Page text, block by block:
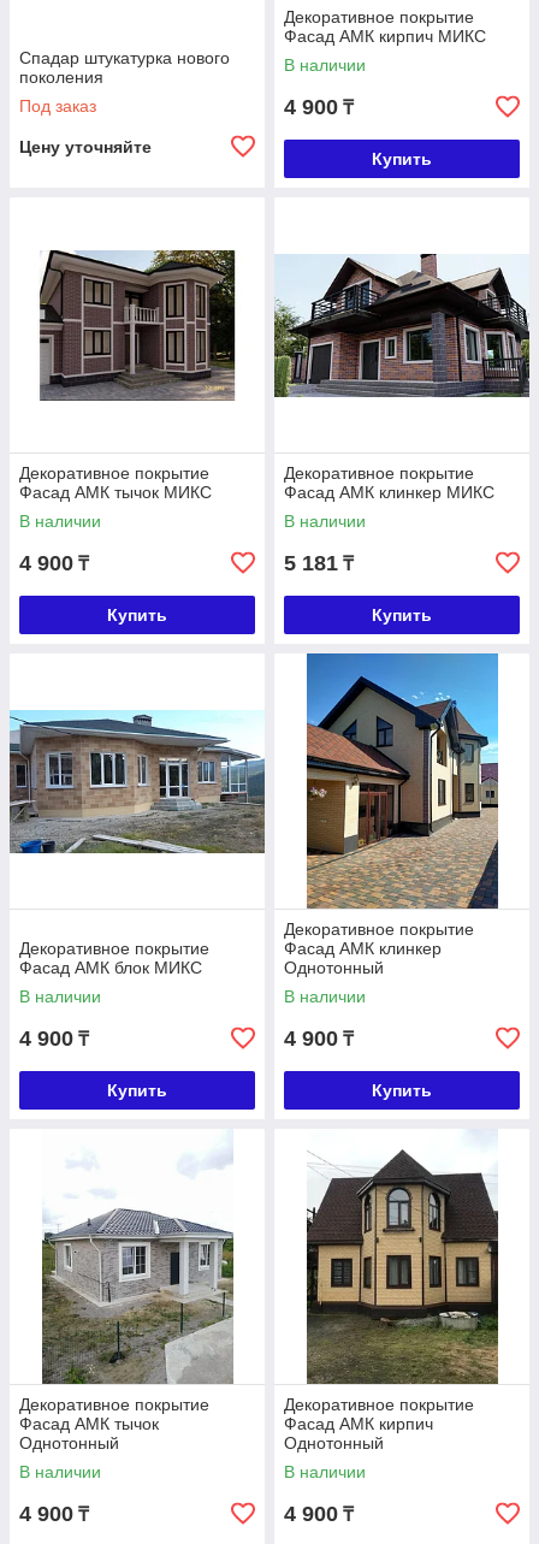
Спадар штукатурка нового
поколения
Под заказ
Цену уточняйте
Декоративное покрытие
Фасад АМК кирпич МИКС
В наличии
4 900 ₸
Купить
Декоративное покрытие
Фасад АМК тычок МИКС
В наличии
4 900 ₸
Купить
Декоративное покрытие
Фасад АМК клинкер МИКС
В наличии
5 181 ₸
Купить
Декоративное покрытие
Фасад АМК блок МИКС
В наличии
4 900 ₸
Купить
Декоративное покрытие
Фасад АМК клинкер
Однотонный
В наличии
4 900 ₸
Купить
Декоративное покрытие
Фасад АМК тычок
Однотонный
В наличии
4 900 ₸
Декоративное покрытие
Фасад АМК кирпич
Однотонный
В наличии
4 900 ₸